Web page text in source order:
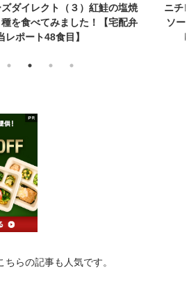
ダイレクト（２）デミグラス
ーグとおかず4種を食べてみま
宅配弁当レポート47食目】
ニチ
ツの
ちらの記事も人気です。